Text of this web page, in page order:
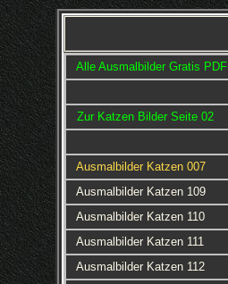
Alle Ausmalbilder Gratis PDF
Zur Katzen Bilder Seite 02
Ausmalbilder Katzen 007
Ausmalbilder Katzen 109
Ausmalbilder Katzen 110
Ausmalbilder Katzen 111
Ausmalbilder Katzen 112